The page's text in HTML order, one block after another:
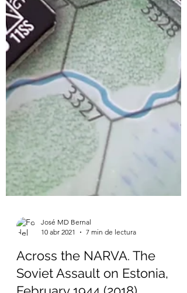
10 abr 2021
7 min de lectura
Across the NARVA. The